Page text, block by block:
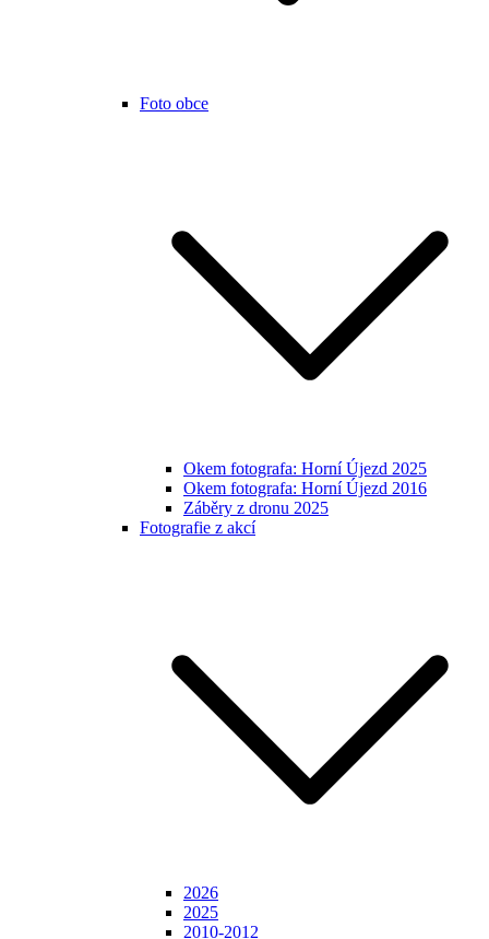
Foto obce
Okem fotografa: Horní Újezd 2025
Okem fotografa: Horní Újezd 2016
Záběry z dronu 2025
Fotografie z akcí
2026
2025
2010-2012